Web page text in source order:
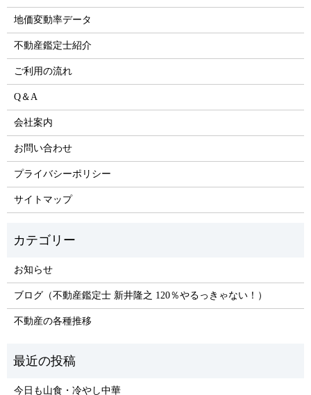
地価変動率データ
不動産鑑定士紹介
ご利用の流れ
Q＆A
会社案内
お問い合わせ
プライバシーポリシー
サイトマップ
お知らせ
ブログ（不動産鑑定士 新井隆之 120％やるっきゃない！）
不動産の各種推移
今日も山食・冷やし中華